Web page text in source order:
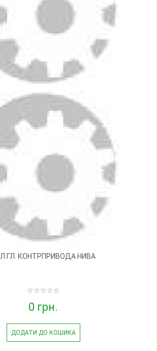
ГЛ. КОНТРПРИВОДА НИВА
0 грн.
ДОДАТИ ДО КОШИКА